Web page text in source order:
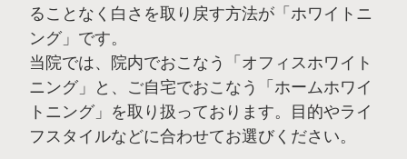
ることなく白さを取り戻す方法が「ホワイトニ
ング」です。
当院では、院内でおこなう「オフィスホワイト
ニング」と、ご自宅でおこなう「ホームホワイ
トニング」を取り扱っております。目的やライ
フスタイルなどに合わせてお選びください。